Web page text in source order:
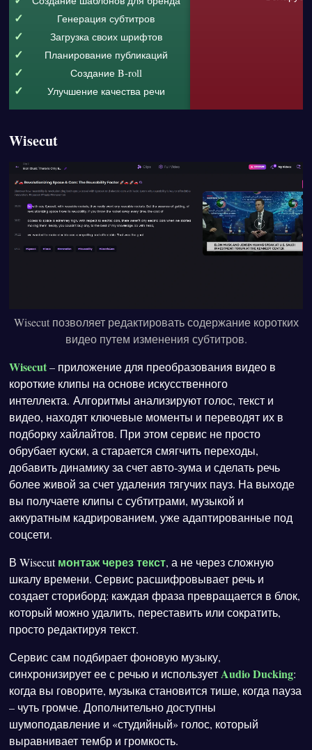
Генерация субтитров
Загрузка своих шрифтов
Планирование публикаций
Создание B-roll
Улучшение качества речи
Wisecut
Wisecut позволяет редактировать содержание коротких
видео путем изменения субтитров.
Wisecut– приложение для преобразования видео в
короткие клипы на основе искусственного
интеллекта. Алгоритмы анализируют голос, текст и
видео, находят ключевые моменты и переводят их в
подборку хайлайтов. При этом сервис не просто
обрубает куски, а старается смягчить переходы,
добавить динамику за счет авто‑зума и сделать речь
более живой за счет удаления тягучих пауз. На выходе
вы получаете клипы с субтитрами, музыкой и
аккуратным кадрированием, уже адаптированные под
соцсети.
В Wisecutмонтаж через текст, а не через сложную
шкалу времени. Сервис расшифровывает речь и
создает сториборд: каждая фраза превращается в блок,
который можно удалить, переставить или сократить,
просто редактируя текст.
Сервис сам подбирает фоновую музыку,
синхронизирует ее с речью и использует Audio Ducking:
когда вы говорите, музыка становится тише, когда пауза
– чуть громче. Дополнительно доступны
шумоподавление и «студийный» голос, который
выравнивает тембр и громкость.